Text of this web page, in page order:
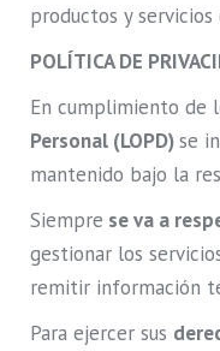
productos y
POLÍTICA DE
En cumplimiento de
Personal (LOPD)se
mantenido bajo la
Siempre se va a
gestionar los
remitir información
Para ejercer sus